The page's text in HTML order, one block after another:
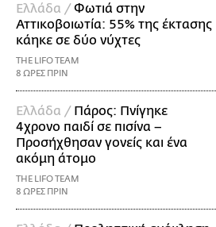
Ελλάδα /Φωτιά στην
Αττικοβοιωτία: 55% της έκτασης
κάηκε σε δύο νύχτες
THE LIFO TEAM
8 ΩΡΕΣ ΠΡΙΝ
Ελλάδα / Πάρος: Πνίγηκε
4χρονο παιδί σε πισίνα –
Προσήχθησαν γονείς και ένα
ακόμη άτομο
THE LIFO TEAM
8 ΩΡΕΣ ΠΡΙΝ